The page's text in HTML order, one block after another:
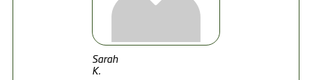
Sarah
K.